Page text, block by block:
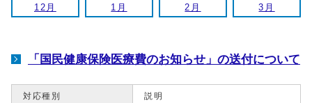
12月 1月 2月 3月
「国民健康保険医療費のお知らせ」の送付について
対応種別 説明